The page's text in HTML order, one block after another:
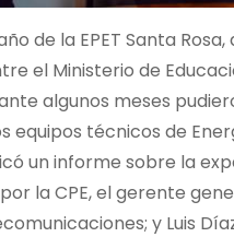
de la EPET Santa
el Ministerio de
algunos meses
equipos técnicos de
un informe sobre la
la CPE, el gerente
y Luis